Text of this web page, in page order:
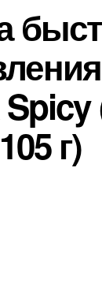
105 г)